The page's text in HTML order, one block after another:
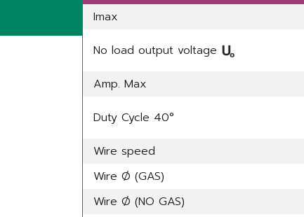
Imax
No load output voltage
Amp. Max
Duty Cycle 40°
Wire speed
Wire Ø (GAS)
Wire Ø (NO GAS)